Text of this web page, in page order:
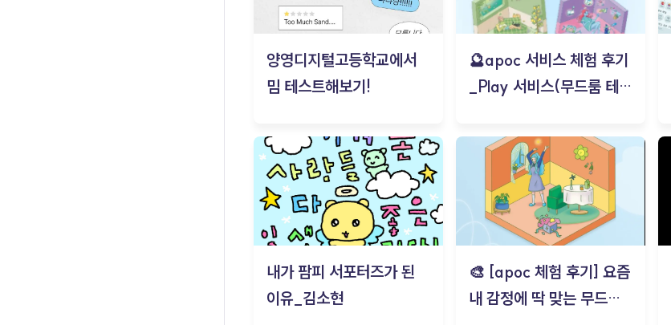
양영디지털고등학교에서
밈 테스트해보기!
🔮apoc 서비스 체험 후기
_Play 서비스(무드룸 테스
내가 팜피 서포터즈가 된
이유_김소현
🎨 [apoc 체험 후기] 요즘
내 감정에 딱 맞는 무드룸